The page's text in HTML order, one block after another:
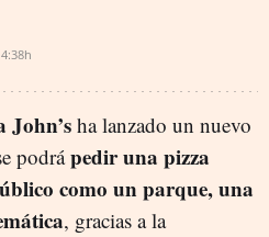
John’sha lanzado un nuevo
podrápedir una pizza
como un parque, una
, gracias a la